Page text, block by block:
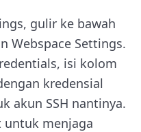
gulir ke bawah
Webspace Settings.
isi kolom
kredensial
akun SSH nantinya.
untuk menjaga